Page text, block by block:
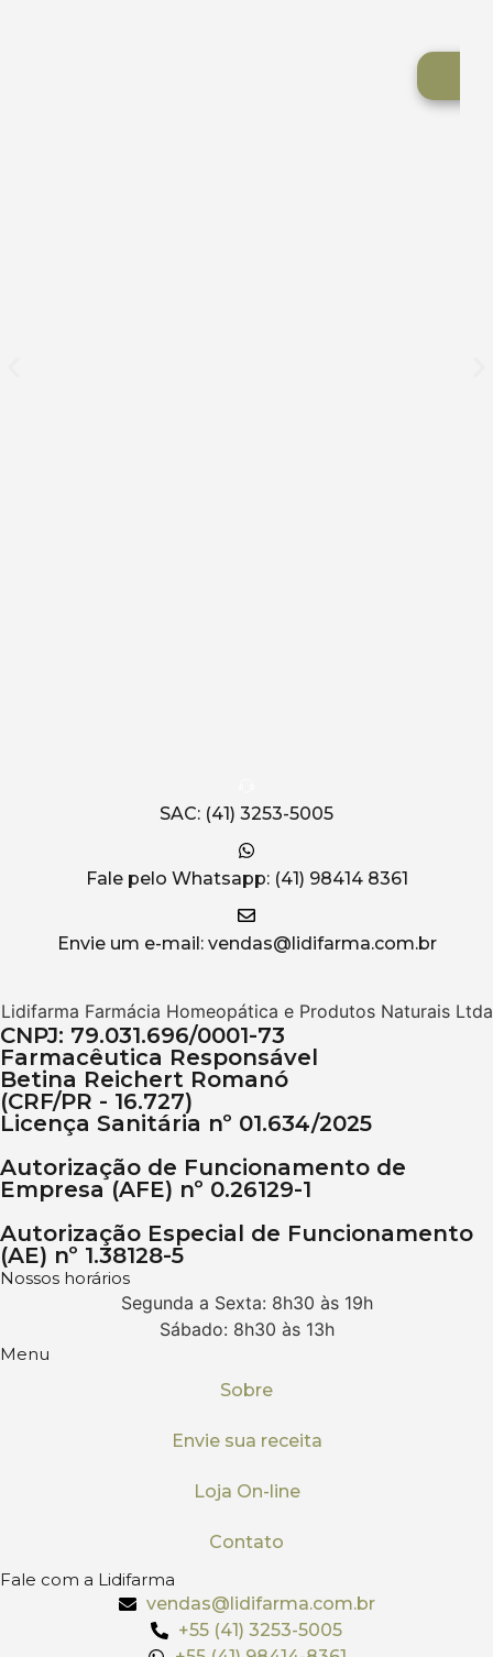
SAC: (41) 3253-5005
Fale pelo Whatsapp: (41) 98414 8361
Envie um e-mail: vendas@lidifarma.com.br
Lidifarma Farmácia Homeopática e Produtos Naturais Ltda
CNPJ: 79.031.696/0001-73
Farmacêutica Responsável
Betina Reichert Romanó
(CRF/PR - 16.727)
Licença Sanitária nº 01.634/2025
Autorização de Funcionamento de
Empresa (AFE) nº 0.26129-1
Autorização Especial de Funcionamento
(AE) nº 1.38128-5
Nossos horários
Segunda a Sexta: 8h30 às 19h
Sábado: 8h30 às 13h
Menu
Sobre
Envie sua receita
Loja On-line
Contato
Fale com a Lidifarma
vendas@lidifarma.com.br
+55 (41) 3253-5005